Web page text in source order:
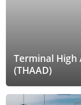
Terminal High
(THAAD)